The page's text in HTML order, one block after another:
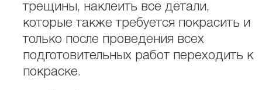
трещины, наклеить все детали,
которые также требуется покрасить и
только после проведения всех
подготовительных работ переходить к
покраске.